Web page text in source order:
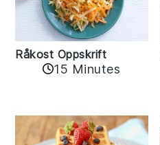
Råkost Oppskrift
15 Minutes